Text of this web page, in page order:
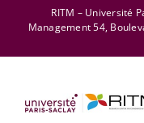
content
RITM – Université
Management 54,